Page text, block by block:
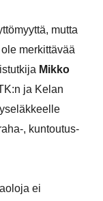
mutta
merkittävää
Mikko
ja Kelan
, kuntoutus-
ei